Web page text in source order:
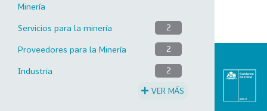
Minería
Servicios para la minería 2
Proveedores para la Minería 2
Industria 2
VER MÁS